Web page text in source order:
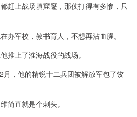
赶上战场填窟窿，那仗打得有多惨，只
办军校，教书育人，不想再沾血腥。
推上了淮海战役的战场。
，他的精锐十二兵团被解放军包了饺
简直就是个刺头。